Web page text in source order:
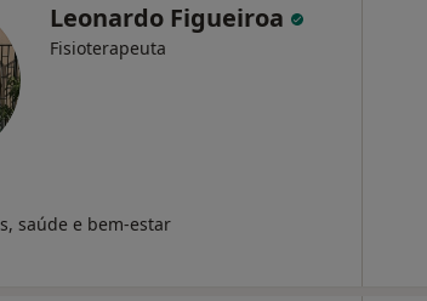
Leonardo Figueiroa
Fisioterapeuta
saúde e bem-estar